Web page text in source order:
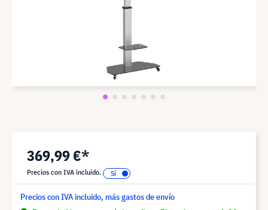
369,99 €*
Precios con IVA incluido.
Precios con IVA incluido, más gastos de envío